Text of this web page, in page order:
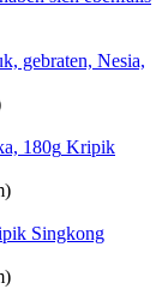
gebraten, Nesia,
Kripik
Singkong